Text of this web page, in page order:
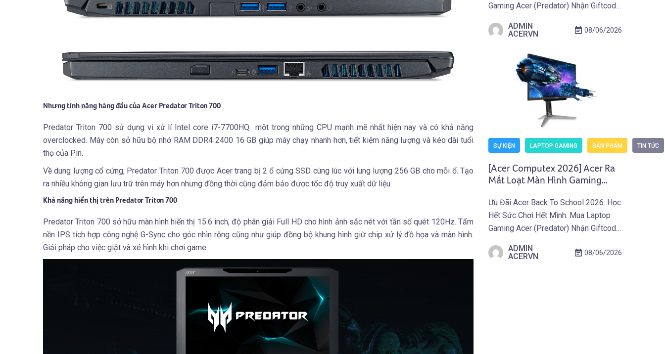
Nhưng tính năng hàng đầu của Acer Predator Triton 700
Predator Triton 700 sử dụng vi xử lí Intel core i7-7700HQ một trong những CPU mạnh mẽ nhất hiện nay và có khả năng
overclocked. Máy còn sở hữu bộ nhớ RAM DDR4 2400 16 GB giúp máy chạy nhanh hơn, tiết kiệm năng lượng và kéo dài tuổi
thọ của Pin.
Về dung lượng cổ cứng, Predator Triton 700 được Acer trang bị 2 ổ cứng SSD cùng lúc với lung lượng 256 GB cho mỗi ổ. Tạo
ra nhiều không gian lưu trữ trên máy hơn nhưng đồng thời cũng đảm bảo được tốc độ truy xuất dữ liệu.
Khả năng hiển thị trên Predator Triton 700
Predator Triton 700 sở hữu màn hình hiển thị 15.6 inch, độ phân giải Full HD cho hình ảnh sắc nét với tần số quét 120Hz. Tấm
nền IPS tích hợp công nghệ G-Sync cho góc nhìn rộng cũng như giúp đồng bộ khung hình giữ chip xử lý đồ họa và màn hình.
Giải pháp cho việc giật và xé hình khi chơi game.
Gaming Acer (Predator) Nhận Giftcode
30.09.2026. Khám Phá Ưu Đãi Ngay
Acer công bố danh mục thiết bị hiển thị
mới phục vụ sáng tạo, giải trí và […]
ADMIN
ACERVN
08/06/2026
SỰ KIỆN LAPTOP GAMING SẢN PHẨM TIN TỨC
[Acer Computex 2026] Acer Ra
Mắt Loạt Màn Hình Gaming
Ưu Đãi Acer Back To School 2026: Học
Hết Sức Chơi Hết Mình. Mua Laptop
Gaming Acer (Predator) Nhận Giftcode
30.09.2026. Khám Phá Ưu Đãi Ngay
ADMIN
ACERVN
08/06/2026